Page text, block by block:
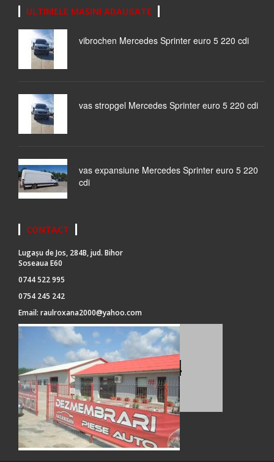
ULTIMELE MASINI ADAUGATE
vibrochen Mercedes Sprinter euro 5 220 cdi
vas stropgel Mercedes Sprinter euro 5 220 cdi
vas expansiune Mercedes Sprinter euro 5 220
cdi
CONTACT
Lugașu de Jos, 284B, jud. Bihor
Soseaua E60
0744 522 995
0754 245 242
Email: raulroxana2000@yahoo.com